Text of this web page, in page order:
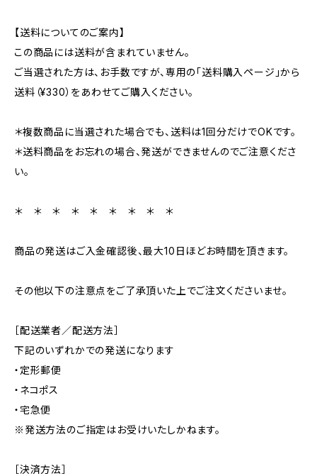
【送料についてのご案内】
この商品には送料が含まれていません。
ご当選された方は、お手数ですが、専用の「送料購入ページ」から
送料（¥330）をあわせてご購入ください。
＊複数商品に当選された場合でも、送料は1回分だけでOKです。
＊送料商品をお忘れの場合、発送ができませんのでご注意くださ
い。
＊ ＊ ＊ ＊ ＊ ＊ ＊ ＊ ＊
商品の発送はご入金確認後、最大10日ほどお時間を頂きます。
その他以下の注意点をご了承頂いた上でご注文くださいませ。
［配送業者／配送方法］
下記のいずれかでの発送になります
・定形郵便
・ネコポス
・宅急便
※発送方法のご指定はお受けいたしかねます。
［決済方法］